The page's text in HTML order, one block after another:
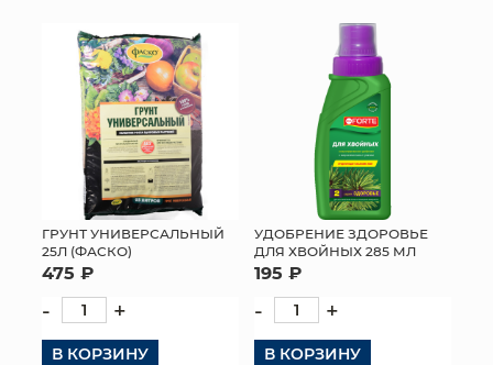
ГРУНТ УНИВЕРСАЛЬНЫЙ
25Л (ФАСКО)
475 ₽
- +
В КОРЗИНУ
УДОБРЕНИЕ ЗДОРОВЬЕ
ДЛЯ ХВОЙНЫХ 285 МЛ
195 ₽
- +
В КОРЗИНУ